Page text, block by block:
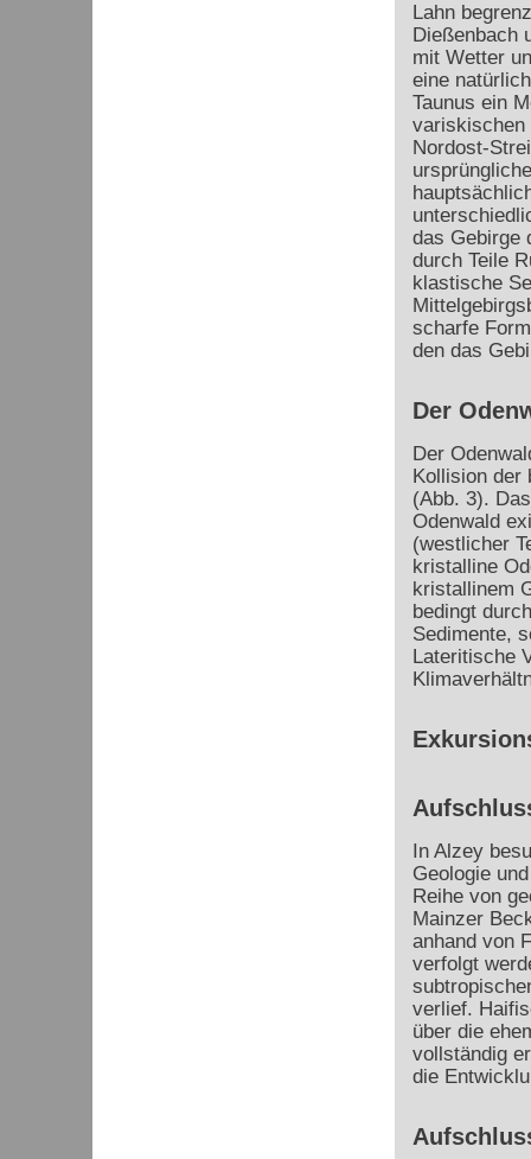
Lahn
Dießenbach
mit Wetter
eine
Taunus ein
variskischen
Nordost-
das Gebirge
durch Teile
klastische
scharfe
den das
Der
Der
Kollision der
(Abb. 3).
Odenwald
(westlicher
kristalline
kristallinem
bedingt
Sedimente,
Lateritische
In Alzey
Geologie
Reihe von
Mainzer
anhand von
verfolgt
verlief.
über die
vollständig
die